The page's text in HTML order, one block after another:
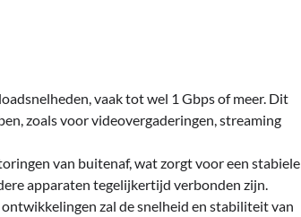
vaak tot wel 1 Gbps of meer. Dit
zoals voor videovergaderingen, streaming
van buitenaf, wat zorgt voor een stabiele
apparaten tegelijkertijd verbonden zijn.
zal de snelheid en stabiliteit van